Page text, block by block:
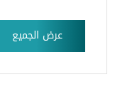
عرض الجميع